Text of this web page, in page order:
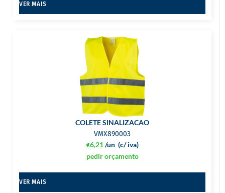
VER MAIS
COLETE SINALIZACAO
VMX890003
€6,21 (c/ iva)
/un
pedir orçamento
VER MAIS